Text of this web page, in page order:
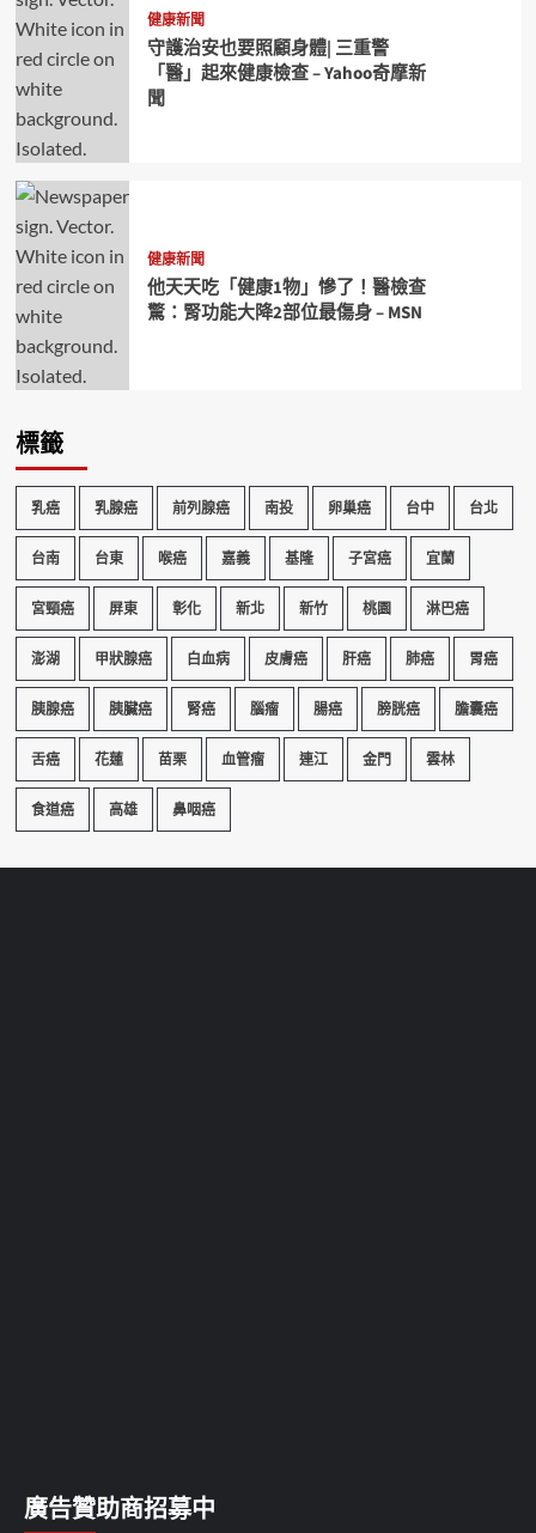
健康新聞
守護治安也要照顧身體| 三重警
「醫」起來健康檢查 – Yahoo奇摩新
聞
健康新聞
他天天吃「健康1物」慘了！醫檢查
驚：腎功能大降2部位最傷身 – MSN
標籤
乳癌 乳腺癌 前列腺癌 南投 卵巢癌 台中 台北
台南 台東 喉癌 嘉義 基隆 子宮癌 宜蘭
宮頸癌 屏東 彰化 新北 新竹 桃園 淋巴癌
澎湖 甲狀腺癌 白血病 皮膚癌 肝癌 肺癌 胃癌
胰腺癌 胰臟癌 腎癌 腦瘤 腸癌 膀胱癌 膽囊癌
舌癌 花蓮 苗栗 血管瘤 連江 金門 雲林
食道癌 高雄 鼻咽癌
廣告贊助商招募中